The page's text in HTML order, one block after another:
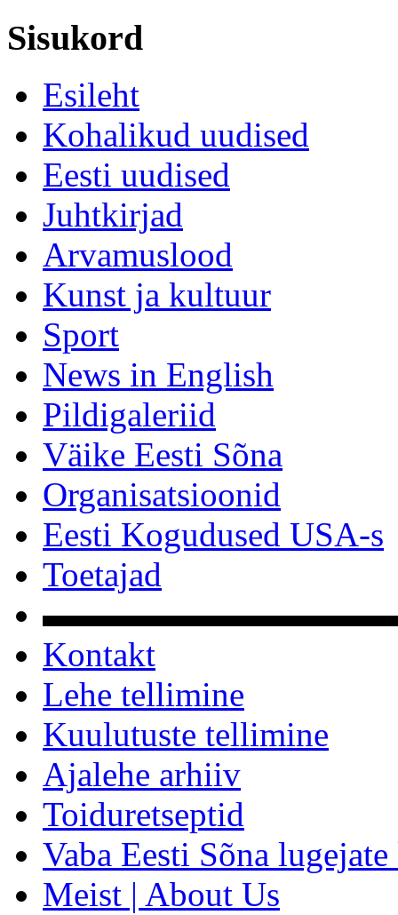
Sisukord
Esileht
Kohalikud uudised
Eesti uudised
Juhtkirjad
Arvamuslood
Kunst ja kultuur
Sport
News in English
Pildigaleriid
Väike Eesti Sõna
Organisatsioonid
Eesti Kogudused USA-s
Toetajad
Kontakt
Lehe tellimine
Kuulutuste tellimine
Ajalehe arhiiv
Toiduretseptid
Vaba Eesti Sõna
Meist | About Us